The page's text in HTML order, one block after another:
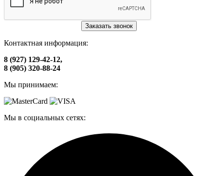
Заказать звонок
Контактная информация:
8 (927) 129-42-12,
8 (905) 320-88-24
Мы принимаем:
Мы в социальных сетях: